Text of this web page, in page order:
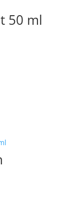
50 ml